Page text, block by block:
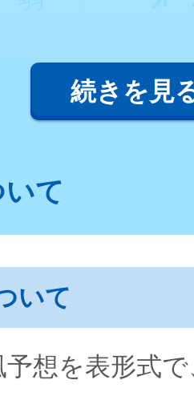
続きを見
て
いて
予想を表形式